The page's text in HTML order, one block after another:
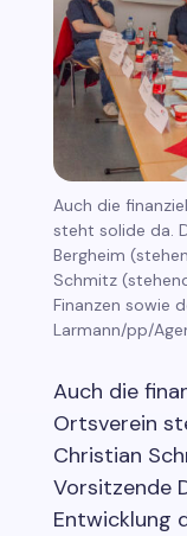
Auch die
steht solide da.
Bergheim
Schmitz
Finanzen sowie
Larmann/pp/
Auch die
Ortsverein
Christian
Vorsitzende
Entwicklung